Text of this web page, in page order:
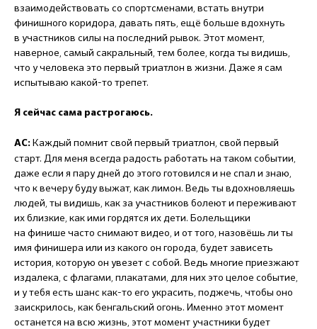
взаимодействовать со спортсменами, встать внутри
финишного коридора, давать пять, ещё больше вдохнуть
в участников силы на последний рывок. Этот момент,
наверное, самый сакральный, тем более, когда ты видишь,
что у человека это первый триатлон в жизни. Даже я сам
испытываю какой-то трепет.
Я сейчас сама растрогаюсь.
АС: Каждый помнит свой первый триатлон, свой первый
старт. Для меня всегда радость работать на таком событии,
даже если я пару дней до этого готовился и не спал и знаю,
что к вечеру буду выжат, как лимон. Ведь ты вдохновляешь
людей, ты видишь, как за участников болеют и переживают
их близкие, как ими гордятся их дети. Болельщики
на финише часто снимают видео, и от того, назовёшь ли ты
имя финишера или из какого он города, будет зависеть
история, которую он увезет с собой. Ведь многие приезжают
издалека, с флагами, плакатами, для них это целое событие,
и у тебя есть шанс как-то его украсить, поджечь, чтобы оно
заискрилось, как бенгальский огонь. Именно этот момент
останется на всю жизнь, этот момент участники будет